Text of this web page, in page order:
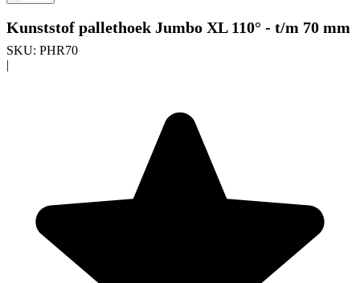
Kunststof pallethoek Jumbo XL 110° - t/m 70 mm
SKU: PHR70
|